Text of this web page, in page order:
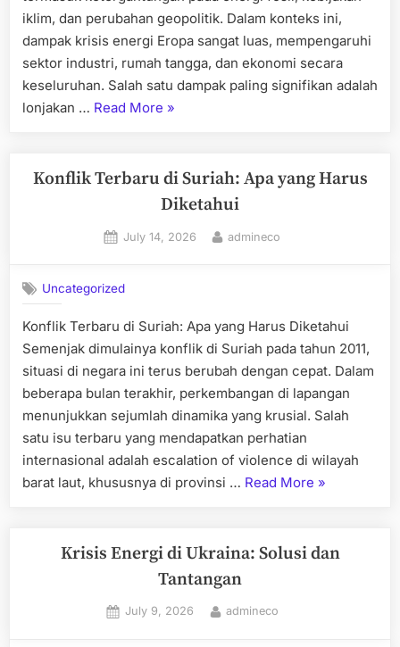
iklim, dan perubahan geopolitik. Dalam konteks ini,
dampak krisis energi Eropa sangat luas, mempengaruhi
sektor industri, rumah tangga, dan ekonomi secara
keseluruhan. Salah satu dampak paling signifikan adalah
lonjakan … Read More “Krisis
Dampak
dan
»
Konflik Terbaru di Suriah: Apa yang Harus
Diketahui
Posted
July 14, 2026 By
admineco
Uncategorized
Konflik Terbaru di Suriah: Apa yang Harus Diketahui
Semenjak dimulainya konflik di Suriah pada tahun 2011,
situasi di negara ini terus berubah dengan cepat. Dalam
beberapa bulan terakhir, perkembangan di lapangan
menunjukkan sejumlah dinamika yang krusial. Salah
satu isu terbaru yang mendapatkan perhatian
internasional adalah escalation of violence di wilayah
barat laut, khususnya di provinsi … Read More “Konflik
Suriah:
»
Krisis Energi di Ukraina: Solusi dan
Tantangan
Posted
July 9, 2026 By
admineco